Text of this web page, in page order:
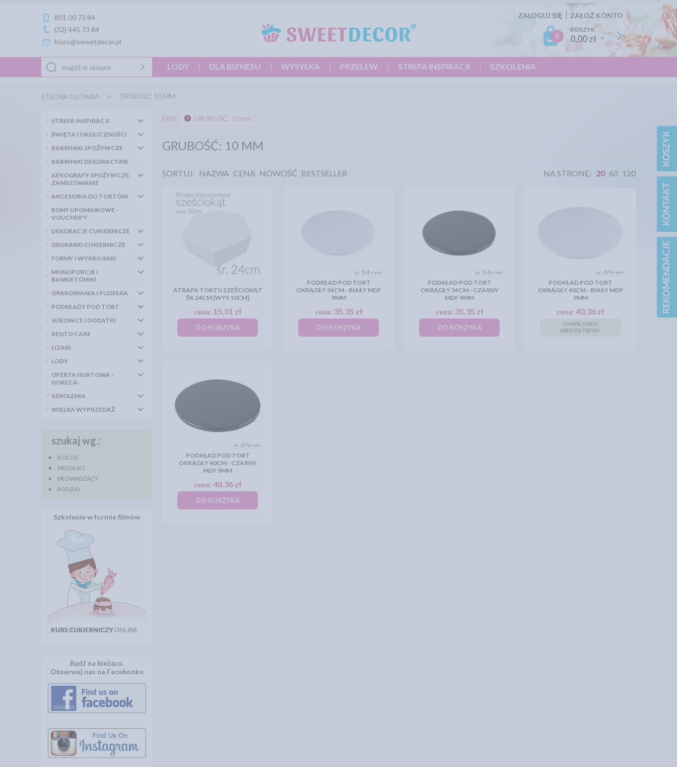
801 00 73 84
(32) 445 73 84
biuro@sweetdecor.pl
ZALOGUJ SIĘ ZAŁÓŻ KONTO
0
KOSZYK
0,00 zł
LODY DLA BIZNESU WYSYŁKA PRZELEW STREFA INSPIRACJI SZKOLENIA
STRONA GŁÓWNA GRUBOŚĆ: 10 MM
STREFA INSPIRACJI
ŚWIĘTA I OKOLICZNOŚCI
BARWNIKI SPOŻYWCZE
BARWNIKI DEKORACYJNE
AEROGRAFY SPOŻYWCZE,
ZAMSZOWANIE
AKCESORIA DO TORTÓW
BONY UPOMINKOWE -
VOUCHER'Y
DEKORACJE CUKIERNICZE
DRUKARKI CUKIERNICZE
FORMY I WYKROJNIKI
MONOPORCJE I
BANKIETÓWKI
OPAKOWANIA I PUDEŁKA
PODKŁADY POD TORT
SUROWCE I DODATKI
BENTO CAKE
LIZAKI
LODY
OFERTA HURTOWA -
HORECA-
SZKOLENIA
WIELKA WYPRZEDAŻ
szukaj wg.:
KOLOR
PRODUKT
PROWADZĄCY
RODZAJ
Szkolenie w formie filmów
Bądź na bieżąco.
Obserwuj nas na Facebooku
Filtr: GRUBOŚĆ: 10 mm
GRUBOŚĆ: 10 MM
SORTUJ: NAZWA CENA NOWOŚĆ BESTSELLER NA STRONĘ: 20 60 120
ATRAPA TORTU SZEŚCIOKĄT
ŚR.24CM [WYS 10CM]
cena: 15,01 zł
DO KOSZYKA
PODKŁAD POD TORT
OKRĄGŁY 34CM - BIAŁY MDF
9MM
cena: 35,35 zł
DO KOSZYKA
PODKŁAD POD TORT
OKRĄGŁY 34CM - CZARNY
MDF 9MM
cena: 35,35 zł
DO KOSZYKA
PODKŁAD POD TORT
OKRĄGŁY 40CM - BIAŁY MDF
9MM
cena: 40,36 zł
CHWILOWO
NIEDOSTĘPNY
PODKŁAD POD TORT
OKRĄGŁY 40CM - CZARNY
MDF 9MM
cena: 40,36 zł
DO KOSZYKA